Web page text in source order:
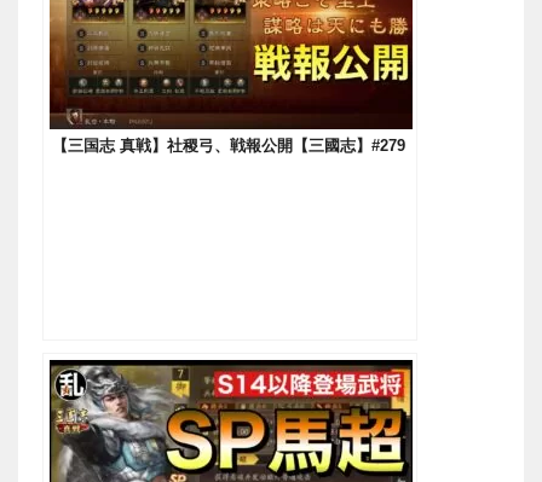
【三国志 真戦】社稷弓、戦報公開【三國志】#279